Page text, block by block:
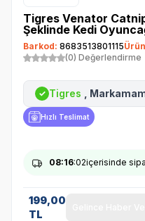
Tigres Venator
Şeklinde Kedi
Barkod: 8683513801115
(0) Değerlendirme
✓ Tigres ,
Hızlı Teslimat
08:16:01içerisinde
199,00
TL